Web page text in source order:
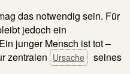
das notwendig sein. Für
jedoch ein
junger Mensch ist tot –
zentralen Ursache
seines